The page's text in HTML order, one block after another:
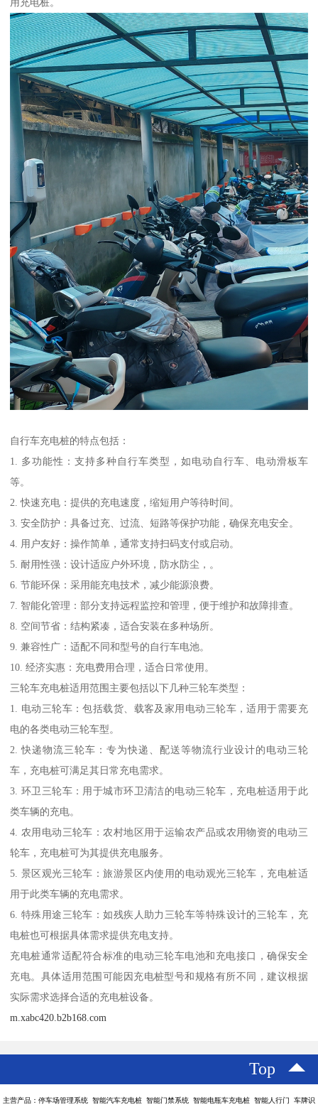
自行车充电桩的特点包括：
1. 多功能性：支持多种自行车类型，如电动自行车、电动滑板车
等。
2. 快速充电：提供的充电速度，缩短用户等待时间。
3. 安全防护：具备过充、过流、短路等保护功能，确保充电安全。
4. 用户友好：操作简单，通常支持扫码支付或启动。
5. 耐用性强：设计适应户外环境，防水防尘，。
6. 节能环保：采用能充电技术，减少能源浪费。
7. 智能化管理：部分支持远程监控和管理，便于维护和故障排查。
8. 空间节省：结构紧凑，适合安装在多种场所。
9. 兼容性广：适配不同和型号的自行车电池。
10. 经济实惠：充电费用合理，适合日常使用。
三轮车充电桩适用范围主要包括以下几种三轮车类型：
1. 电动三轮车：包括载货、载客及家用电动三轮车，适用于需要充
电的各类电动三轮车型。
2. 快递物流三轮车：专为快递、配送等物流行业设计的电动三轮
车，充电桩可满足其日常充电需求。
3. 环卫三轮车：用于城市环卫清洁的电动三轮车，充电桩适用于此
类车辆的充电。
4. 农用电动三轮车：农村地区用于运输农产品或农用物资的电动三
轮车，充电桩可为其提供充电服务。
5. 景区观光三轮车：旅游景区内使用的电动观光三轮车，充电桩适
用于此类车辆的充电需求。
6. 特殊用途三轮车：如残疾人助力三轮车等特殊设计的三轮车，充
电桩也可根据具体需求提供充电支持。
充电桩通常适配符合标准的电动三轮车电池和充电接口，确保安全
充电。具体适用范围可能因充电桩型号和规格有所不同，建议根据
实际需求选择合适的充电桩设备。
m.xabc420.b2b168.com
Top
主营产品：停车场管理系统 智能汽车充电桩 智能门禁系统 智能电瓶车充电桩 智能人行门 车牌识